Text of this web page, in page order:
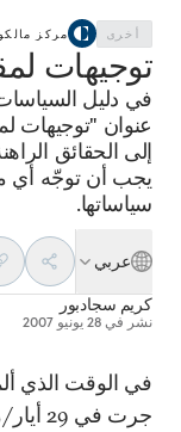
أخرى مركز
توجيهات
في دليل
عنوان "توجيهات
إلى الحقائق
يجب أن توجّه أي
سياساتها.
عربي
كريم سجادبور
نشر في 28 يونيو 2007
في الوقت الذي
جرت